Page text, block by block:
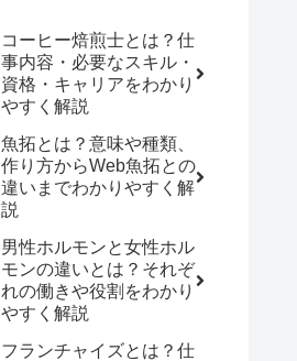
コーヒー焙煎士とは？仕
事内容・必要なスキル・
資格・キャリアをわかり
やすく解説
魚拓とは？意味や種類、
作り方からWeb魚拓との
違いまでわかりやすく解
説
男性ホルモンと女性ホル
モンの違いとは？それぞ
れの働きや役割をわかり
やすく解説
フランチャイズとは？仕